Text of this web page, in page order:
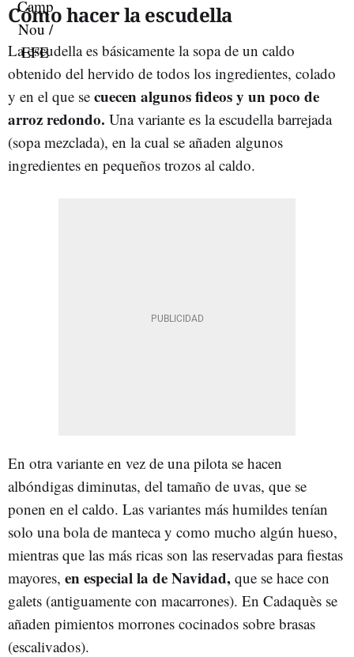
Cómo hacer la escudella
La escudella es básicamente la sopa de un caldo
obtenido del hervido de todos los ingredientes, colado
y en el que se cuecen algunos fideos y un poco de
arroz redondo. Una variante es la escudella barrejada
(sopa mezclada), en la cual se añaden algunos
ingredientes en pequeños trozos al caldo.
En otra variante en vez de una pilota se hacen
albóndigas diminutas, del tamaño de uvas, que se
ponen en el caldo. Las variantes más humildes tenían
solo una bola de manteca y como mucho algún hueso,
mientras que las más ricas son las reservadas para fiestas
mayores, en especial la de Navidad, que se hace con
galets (antiguamente con macarrones). En Cadaquès se
añaden pimientos morrones cocinados sobre brasas
(escalivados).